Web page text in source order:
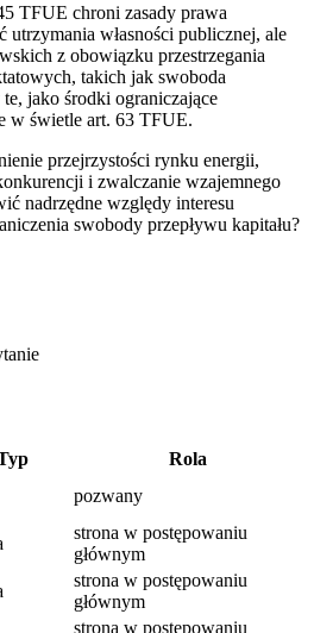
TFUE chroni zasady prawa
utrzymania własności publicznej, ale
z obowiązku przestrzegania
takich jak swoboda
jako środki ograniczające
w świetle art. 63 TFUE.
przejrzystości rynku energii,
i zwalczanie wzajemnego
nadrzędne względy interesu
swobody przepływu kapitału?
Rola
pozwany
strona w postępowaniu
głównym
strona w postępowaniu
głównym
strona w postępowaniu